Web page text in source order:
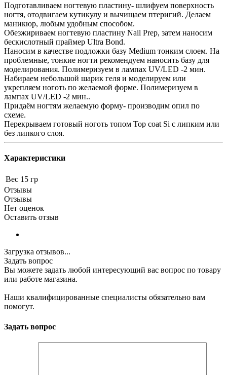
Подготавливаем ногтевую пластину- шлифуем поверхность
ногтя, отодвигаем кутикулу и вычищаем птеригий. Делаем
маникюр, любым удобным способом.
Обезжириваем ногтевую пластину Nail Prep, затем наносим
бескислотный праймер Ultra Bond.
Наносим в качестве подложки базу Medium тонким слоем. На
проблемные, тонкие ногти рекомендуем наносить базу для
моделирования. Полимеризуем в лампах UV/LED -2 мин.
Набираем небольшой шарик геля и моделируем или
укрепляем ноготь по желаемой форме. Полимеризуем в
лампах UV/LED -2 мин..
Придаём ногтям желаемую форму- производим опил по
схеме.
Перекрываем готовый ноготь топом Top coat Si с липким или
без липкого слоя.
Характеристики
Вес 15 гр
Отзывы
Отзывы
Нет оценок
Оставить отзыв
Загрузка отзывов...
Задать вопрос
Вы можете задать любой интересующий вас вопрос по товару
или работе магазина.
Наши квалифицированные специалисты обязательно вам
помогут.
Задать вопрос